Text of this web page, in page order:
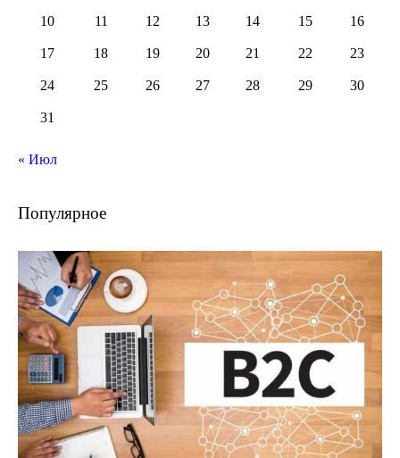
10 11 12 13 14 15 16
17 18 19 20 21 22 23
24 25 26 27 28 29 30
31
« Июл
Популярное